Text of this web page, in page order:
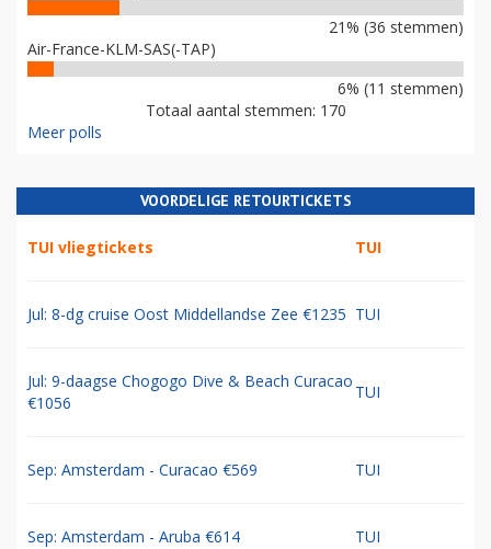
21% (36 stemmen)
Air-France-KLM-SAS(-TAP)
6% (11 stemmen)
Totaal aantal stemmen: 170
Meer polls
VOORDELIGE RETOURTICKETS
TUI vliegtickets TUI
Jul: 8-dg cruise Oost Middellandse Zee €1235 TUI
Jul: 9-daagse Chogogo Dive & Beach Curacao
€1056
TUI
Sep: Amsterdam - Curacao €569 TUI
Sep: Amsterdam - Aruba €614 TUI